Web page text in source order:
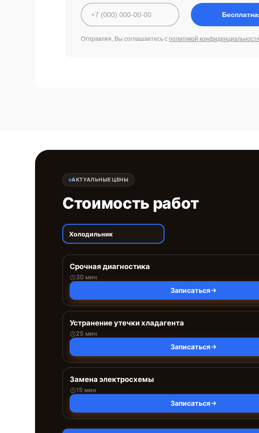
Отправляя, Вы соглашаетесь с политикой конфиденциальности
АКТУАЛЬНЫЕ ЦЕНЫ
Стоимость работ
Холодильник
Срочная диагностика
30 мин
Записаться
Устранение утечки хладагента
25 мин
Записаться
Замена электросхемы
15 мин
Записаться